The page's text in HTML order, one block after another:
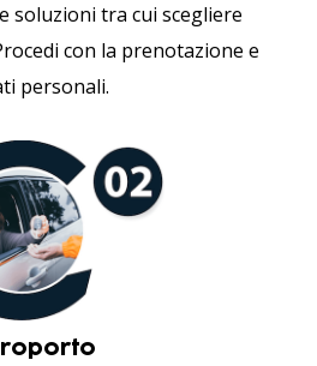
soluzioni tra cui scegliere
con la prenotazione e
personali.